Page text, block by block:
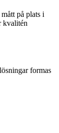
på plats i
kvalitén
formas